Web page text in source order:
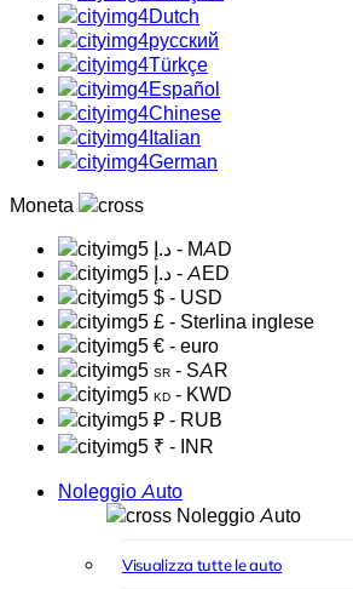
Dutch
русский
Türkçe
Español
Chinese
Italian
German
Moneta
د.إ - MAD
د.إ - AED
$ - USD
£ - Sterlina inglese
€ - euro
SR - SAR
KD - KWD
₽ - RUB
₹ - INR
Noleggio Auto
Noleggio Auto
Visualizza tutte le auto